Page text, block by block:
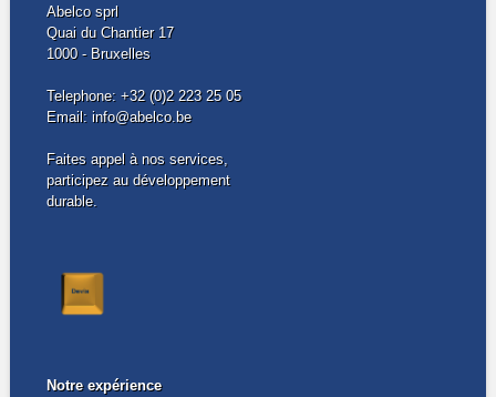
Abelco sprl
Quai du Chantier 17
1000 - Bruxelles
Telephone: +32 (0)2 223 25 05
Email: info@abelco.be
Faites appel à nos services,
participez au développement
durable.
Notre expérience